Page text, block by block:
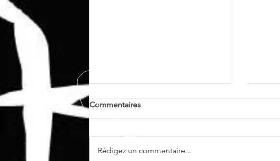
Commentaires
Rédigez un commentaire...